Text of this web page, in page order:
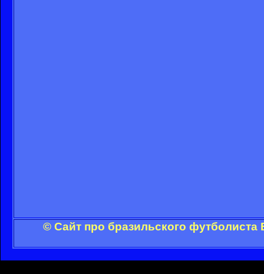
© Сайт про бразильского